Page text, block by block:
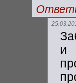
и